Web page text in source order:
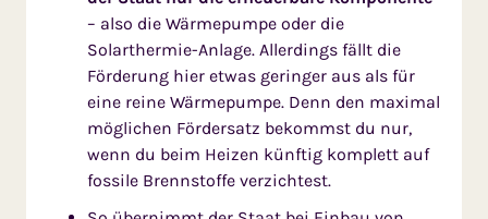
– also die Wärmepumpe oder die
Solarthermie-Anlage. Allerdings fällt die
Förde­rung hier etwas geringer aus als für
eine reine Wärmepumpe. Denn den maximal
möglichen Fördersatz bekommst du nur,
wenn du beim Heizen künftig komplett auf
fossile Brennstoffe ver­zich­test.